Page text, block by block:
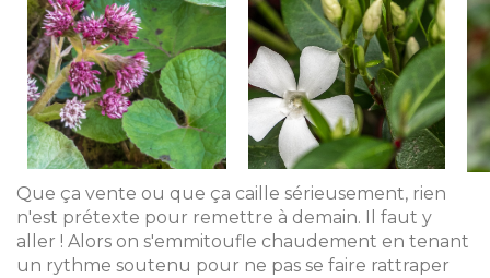
Que ça vente ou que ça caille sérieusement, rien
n'est prétexte pour remettre à demain. Il faut y
aller ! Alors on s'emmitoufle chaudement en tenant
un rythme soutenu pour ne pas se faire rattraper